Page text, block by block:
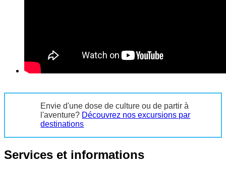
Envie d'une dose de culture ou de partir à
l'aventure? Découvrez nos excursions par
destinations
Services et informations